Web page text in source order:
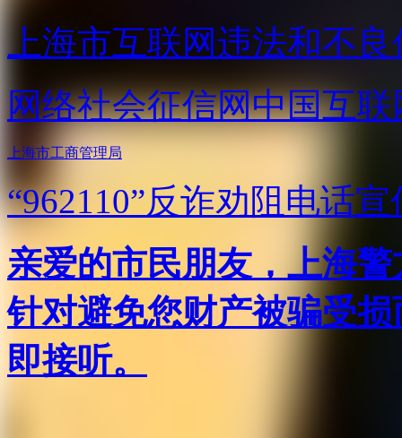
上海市互联网违法和不
网络社会征信网中国互
上海市工商管理局
“962110”反诈劝阻电话宣
亲爱的市民朋友，上海
针对避免您财产被骗受
即接听。